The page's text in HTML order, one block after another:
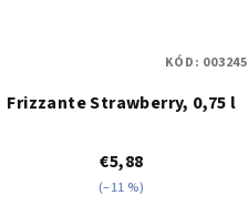
Frizzante Strawberry, 0,75 l
€5,88
(–11 %)
KÓD: 003245